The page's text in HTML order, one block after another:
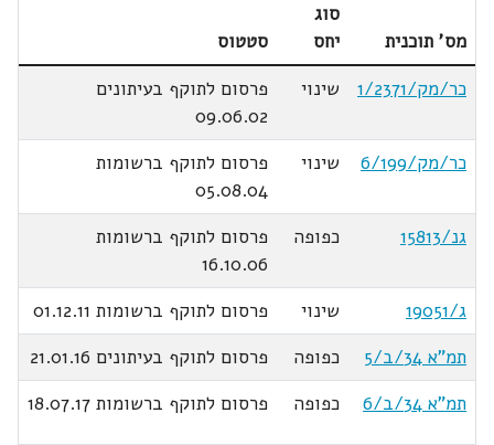
מס' תוכנית
סוג
יחס
סטטוס
כר/מק/1/2371
שינוי
פרסום לתוקף בעיתונים
09.06.02
כר/מק/6/199
שינוי
פרסום לתוקף ברשומות
05.08.04
גנ/15813
כפופה
פרסום לתוקף ברשומות
16.10.06
ג/19051
שינוי
פרסום לתוקף ברשומות 01.12.11
תמ"א 34/ב/5
כפופה
פרסום לתוקף בעיתונים 21.01.16
תמ"א 34/ב/6
כפופה פרסום לתוקף ברשומות 18.07.17